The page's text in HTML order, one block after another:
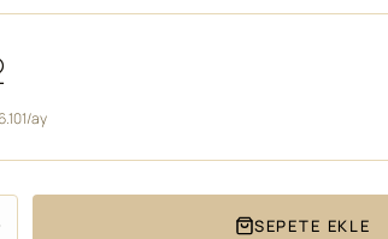
ay
SEPETE EKLE